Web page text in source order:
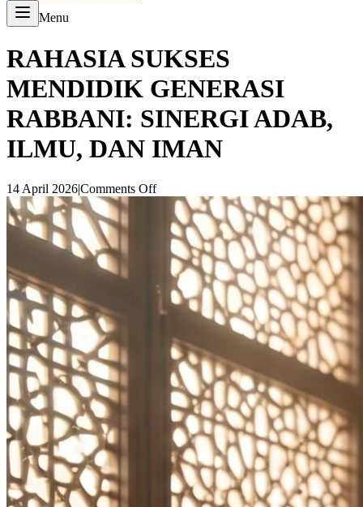
Menu
RAHASIA SUKSES
MENDIDIK GENERASI
RABBANI: SINERGI ADAB,
ILMU, DAN IMAN
14 April 2026|Comments Off